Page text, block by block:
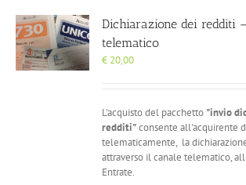
Dichiarazione dei redditi
telematico
€ 20,00
L'acquisto del pacchetto "invio
redditi"consente all'acquirente
telematicamente, la
attraverso il canale telematico,
Entrate.